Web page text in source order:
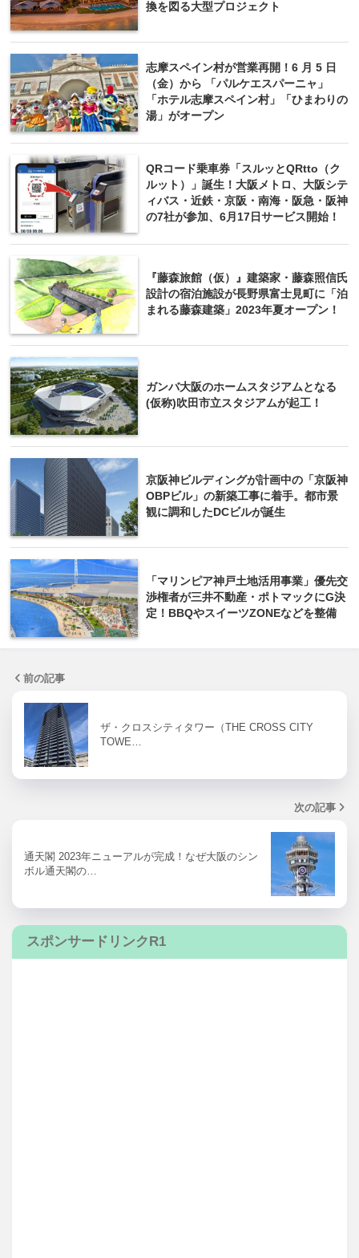
換を図る大型プロジェクト
志摩スペイン村が営業再開！6 月 5 日
（金）から 「パルケエスパーニャ」
「ホテル志摩スペイン村」「ひまわりの
湯」がオープン
QRコード乗車券「スルッとQRtto（ク
ルット）」誕生！大阪メトロ、大阪シテ
ィバス・近鉄・京阪・南海・阪急・阪神
の7社が参加、6月17日サービス開始！
『藤森旅館（仮）』建築家・藤森照信氏
設計の宿泊施設が長野県富士見町に「泊
まれる藤森建築」2023年夏オープン！
ガンバ大阪のホームスタジアムとなる
(仮称)吹田市立スタジアムが起工！
京阪神ビルディングが計画中の「京阪神
OBPビル」の新築工事に着手。都市景
観に調和したDCビルが誕生
「マリンピア神戸土地活用事業」優先交
渉権者が三井不動産・ポトマックにG決
定！BBQやスイーツZONEなどを整備
前の記事
ザ・クロスシティタワー（THE CROSS CITY
TOWE…
次の記事
通天閣 2023年ニューアルが完成！なぜ大阪のシン
ボル通天閣の…
スポンサードリンクR1